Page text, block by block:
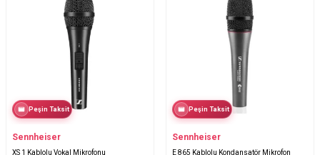
Peşin Taksit
Sennheiser
XS 1 Kablolu Vokal Mikrofonu
Peşin Taksit
Sennheiser
E 865 Kablolu Kondansatör Mikrofon